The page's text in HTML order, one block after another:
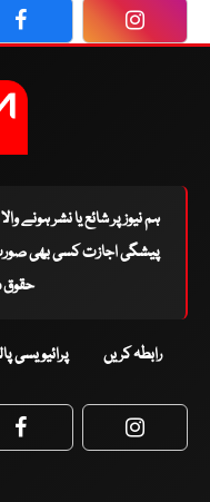
Facebook
ہم نیوز پر شائع یا نشر ہونے
پیشگی اجازت کسی بھی صورت
حقوق
رابطہ کریں پرائیویسی
Facebook